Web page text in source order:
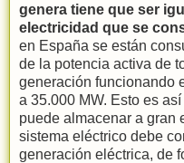
genera tiene que ser
electricidad que se
en España se están
de la potencia activa de
generación funcionando
a 35.000 MW. Esto es
puede almacenar a gran
sistema eléctrico debe
generación eléctrica, de